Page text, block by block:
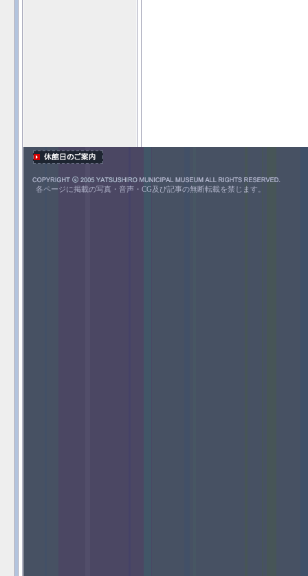
各ページに掲載の写真・音声・CG及び記事の無断転載を禁じます。